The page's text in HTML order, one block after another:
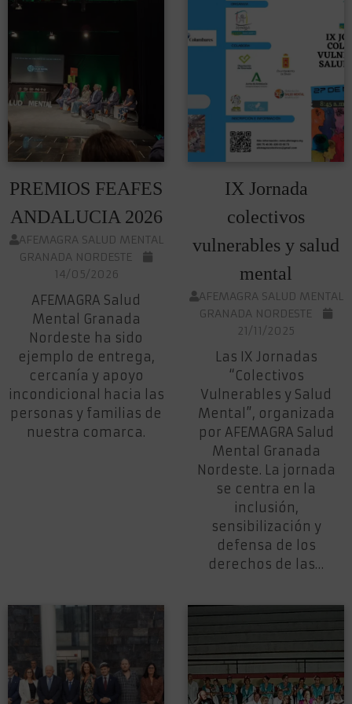
PREMIOS FEAFES
ANDALUCIA 2026
AFEMAGRA SALUD MENTAL
GRANADA NORDESTE
14/05/2026
AFEMAGRA Salud
Mental Granada
Nordeste ha sido
ejemplo de entrega,
cercanía y apoyo
incondicional hacia las
personas y familias de
nuestra comarca.
IX Jornada
colectivos
vulnerables y salud
mental
AFEMAGRA SALUD MENTAL
GRANADA NORDESTE
21/11/2025
Las IX Jornadas
“Colectivos
Vulnerables y Salud
Mental”, organizada
por AFEMAGRA Salud
Mental Granada
Nordeste. La jornada
se centra en la
inclusión,
sensibilización y
defensa de los
derechos de las…